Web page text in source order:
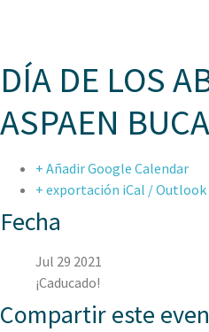
DÍA DE LOS
ASPAEN
+ Añadir Google Calendar
+ exportación iCal / Outlook
Fecha
Jul 29 2021
¡Caducado!
Compartir este